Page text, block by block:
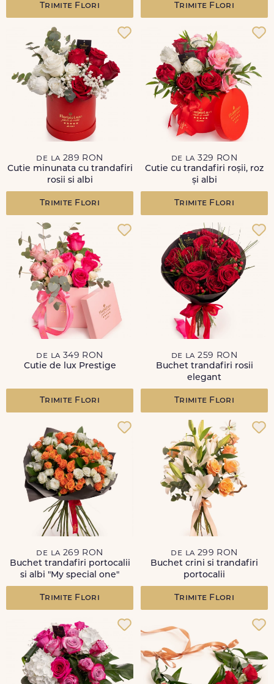
Trimite Flori Trimite Flori
de la 289 RON
Cutie minunata cu trandafiri
rosii si albi
Trimite Flori
de la 329 RON
Cutie cu trandafiri roșii, roz
și albi
Trimite Flori
de la 349 RON
Cutie de lux Prestige
Trimite Flori
de la 259 RON
Buchet trandafiri rosii
elegant
Trimite Flori
de la 269 RON
Buchet trandafiri portocalii
si albi "My special one"
Trimite Flori
de la 299 RON
Buchet crini si trandafiri
portocalii
Trimite Flori